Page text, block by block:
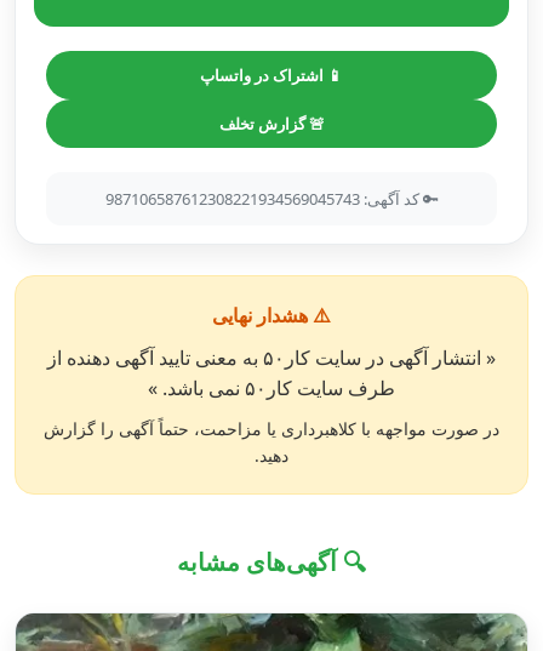
📱 اشتراک در واتساپ
🚨 گزارش تخلف
🔑 کد آگهی: 987106587612308221934569045743
⚠️ هشدار نهایی
« انتشار آگهی در سایت کار۵۰ به معنی تایید آگهی دهنده از
طرف سایت کار۵۰ نمی باشد. »
در صورت مواجهه با کلاهبرداری یا مزاحمت، حتماً آگهی را گزارش
دهید.
🔍 آگهی‌های مشابه